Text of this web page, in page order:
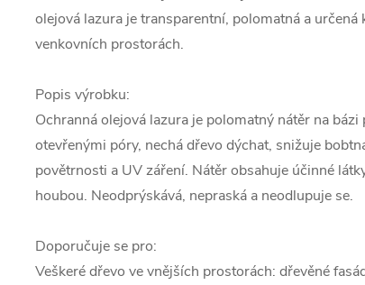
olejová lazura je transparentní, polomatná a
venkovních prostorách.
Popis výrobku:
Ochranná olejová lazura je polomatný nátěr na
otevřenými póry, nechá dřevo dýchat, snižuje
povětrnosti a UV záření. Nátěr obsahuje účinné
houbou. Neodprýskává, nepraská a neodlupuje se.
Doporučuje se pro:
Veškeré dřevo ve vnějších prostorách: dřevěné